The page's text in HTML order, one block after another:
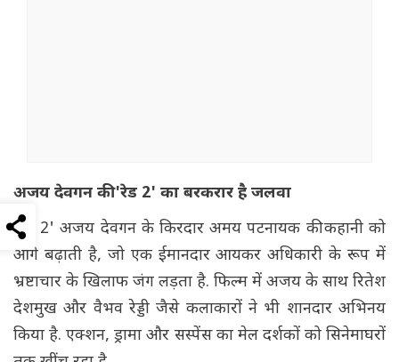
अजय देवगन की 'रेड 2' का बरकरार है जलवा
'रेड 2' अजय देवगन के किरदार अमय पटनायक की कहानी को
आगे बढ़ाती है, जो एक ईमानदार आयकर अधिकारी के रूप में
भ्रष्टाचार के खिलाफ जंग लड़ता है. फिल्म में अजय के साथ रितेश
देशमुख और वैभव रेड्डी जैसे कलाकारों ने भी शानदार अभिनय
किया है. एक्शन, ड्रामा और सस्पेंस का मेल दर्शकों को सिनेमाघरों